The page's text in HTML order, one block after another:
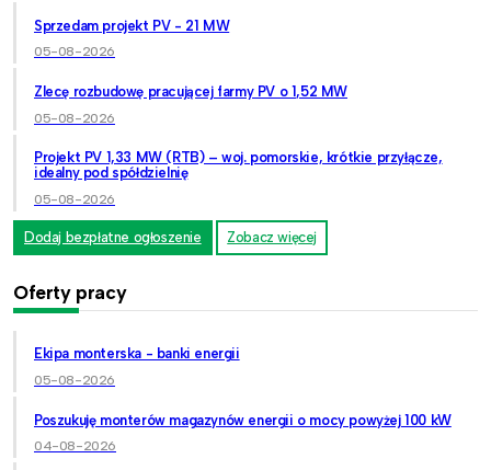
Sprzedam projekt PV - 21 MW
05-08-2026
Zlecę rozbudowę pracującej farmy PV o 1,52 MW
05-08-2026
Projekt PV 1,33 MW (RTB) – woj. pomorskie, krótkie przyłącze,
idealny pod spółdzielnię
05-08-2026
Dodaj bezpłatne ogłoszenie Zobacz więcej
Oferty pracy
Ekipa monterska - banki energii
05-08-2026
Poszukuję monterów magazynów energii o mocy powyżej 100 kW
04-08-2026